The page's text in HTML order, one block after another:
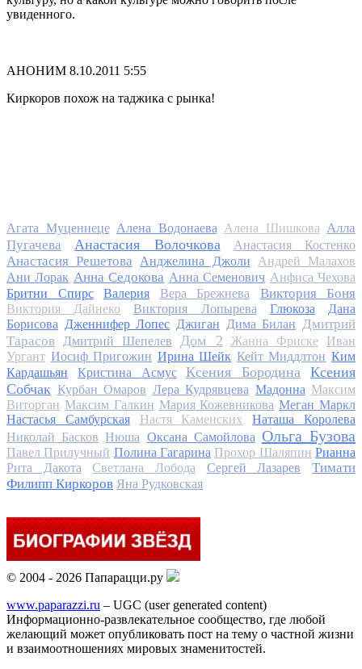
увиденного.
АНОНИМ 8.10.2011 5:55
Киркоров похож на таджика с рынка!
Агата Муцениеце Алена Водонаева Алена Шишкова Алла
Пугачева
Анастасия Волочкова Анастасия Костенко
Анастасия Решетова Анджелина Джоли
Андрей Малахов
Ани Лорак Анна Седокова Анна Семенович Анфиса Чехова
Бритни Спирс
Валерия Вера Брежнева Виктория Боня
Виктория Дайнеко Виктория Лопырева Глюкоза
Дана
Борисова Дженнифер Лопес Джиган Дима Билан Дмитрий
Тарасов
Дмитрий Шепелев Дом 2 Жанна Фриске
Иван
Ургант Иосиф Пригожин Ирина Шейк Кейт Миддлтон Ким
Кардашьян
Кристина Асмус Ксения Бородина
Ксения
Собчак Курбан Омаров Лера Кудрявцева Мадонна Максим
Виторган Максим Галкин Мария Кожевникова Меган Маркл
Настасья Самбурская
Настя Каменских
Наташа Королева
Николай Басков Нюша Оксана Самойлова Ольга Бузова
Павел Прилучный Полина Гагарина Прохор Шаляпин Рианна
Рита Дакота
Светлана Лобода Сергей Лазарев
Тимати
Филипп Киркоров Яна Рудковская
© 2004 - 2026 Папарацци.ру
www.paparazzi.ru – UGC (user generated content)
Информационно-развлекательное сообщество, где любой
желающий может опубликовать пост на тему о частной жизни
и взаимоотношениях мировых знаменитостей.